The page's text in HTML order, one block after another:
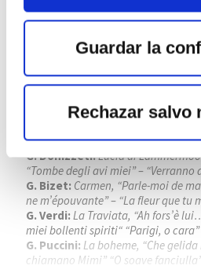
Guardar la
Rechazar salvo
FESTIVAL
Lugar:Palacio de Festivales de
G. Verdi:La forza del destino,
– “Parmi veder le lagrime”
G. Donizzeti:Lucia di
“Tombe degli avi miei” – “Verranno
G. Bizet: Carmen, “Parle-moi de
ne m’épouvante” – “La fleur que tu
G. Verdi:La Traviata, “Ah fors’è
miei bollenti spiriti“ “Parigi, o cara”
G. Puccini: La boheme, “Che
chiamano Mimi” “O soave